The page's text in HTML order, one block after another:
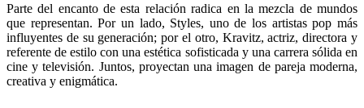
Parte del encanto de esta relación radica en la mezcla de mundos
que representan. Por un lado, Styles, uno de los artistas pop más
influyentes de su generación; por el otro, Kravitz, actriz, directora y
referente de estilo con una estética sofisticada y una carrera sólida en
cine y televisión. Juntos, proyectan una imagen de pareja moderna,
creativa y enigmática.